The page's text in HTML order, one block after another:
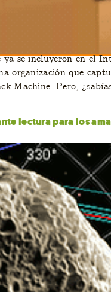
ya se incluyeron en el
organización que
Machine. Pero,
lectura para los